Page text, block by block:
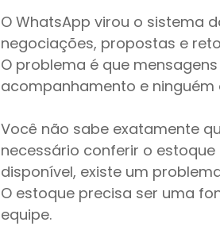
O WhatsApp virou o sistema
negociações, propostas e
O problema é que
acompanhamento e
Você não sabe exatamente
necessário conferir o
disponível, existe um
O estoque precisa ser uma
equipe.